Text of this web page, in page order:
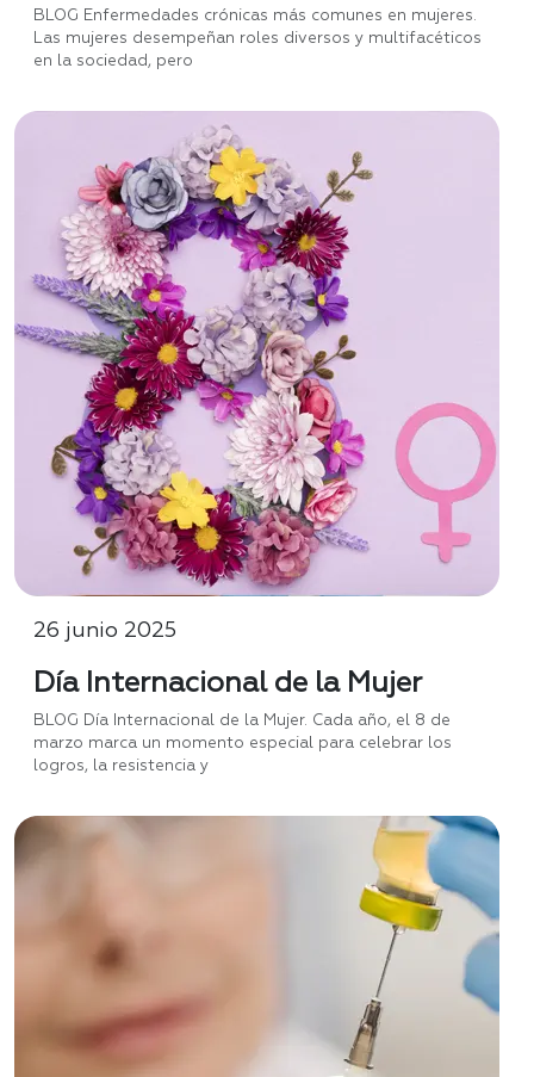
BLOG Enfermedades crónicas más comunes en mujeres.
Las mujeres desempeñan roles diversos y multifacéticos
en la sociedad, pero
26 junio 2025
Día Internacional de la Mujer
BLOG Día Internacional de la Mujer. Cada año, el 8 de
marzo marca un momento especial para celebrar los
logros, la resistencia y